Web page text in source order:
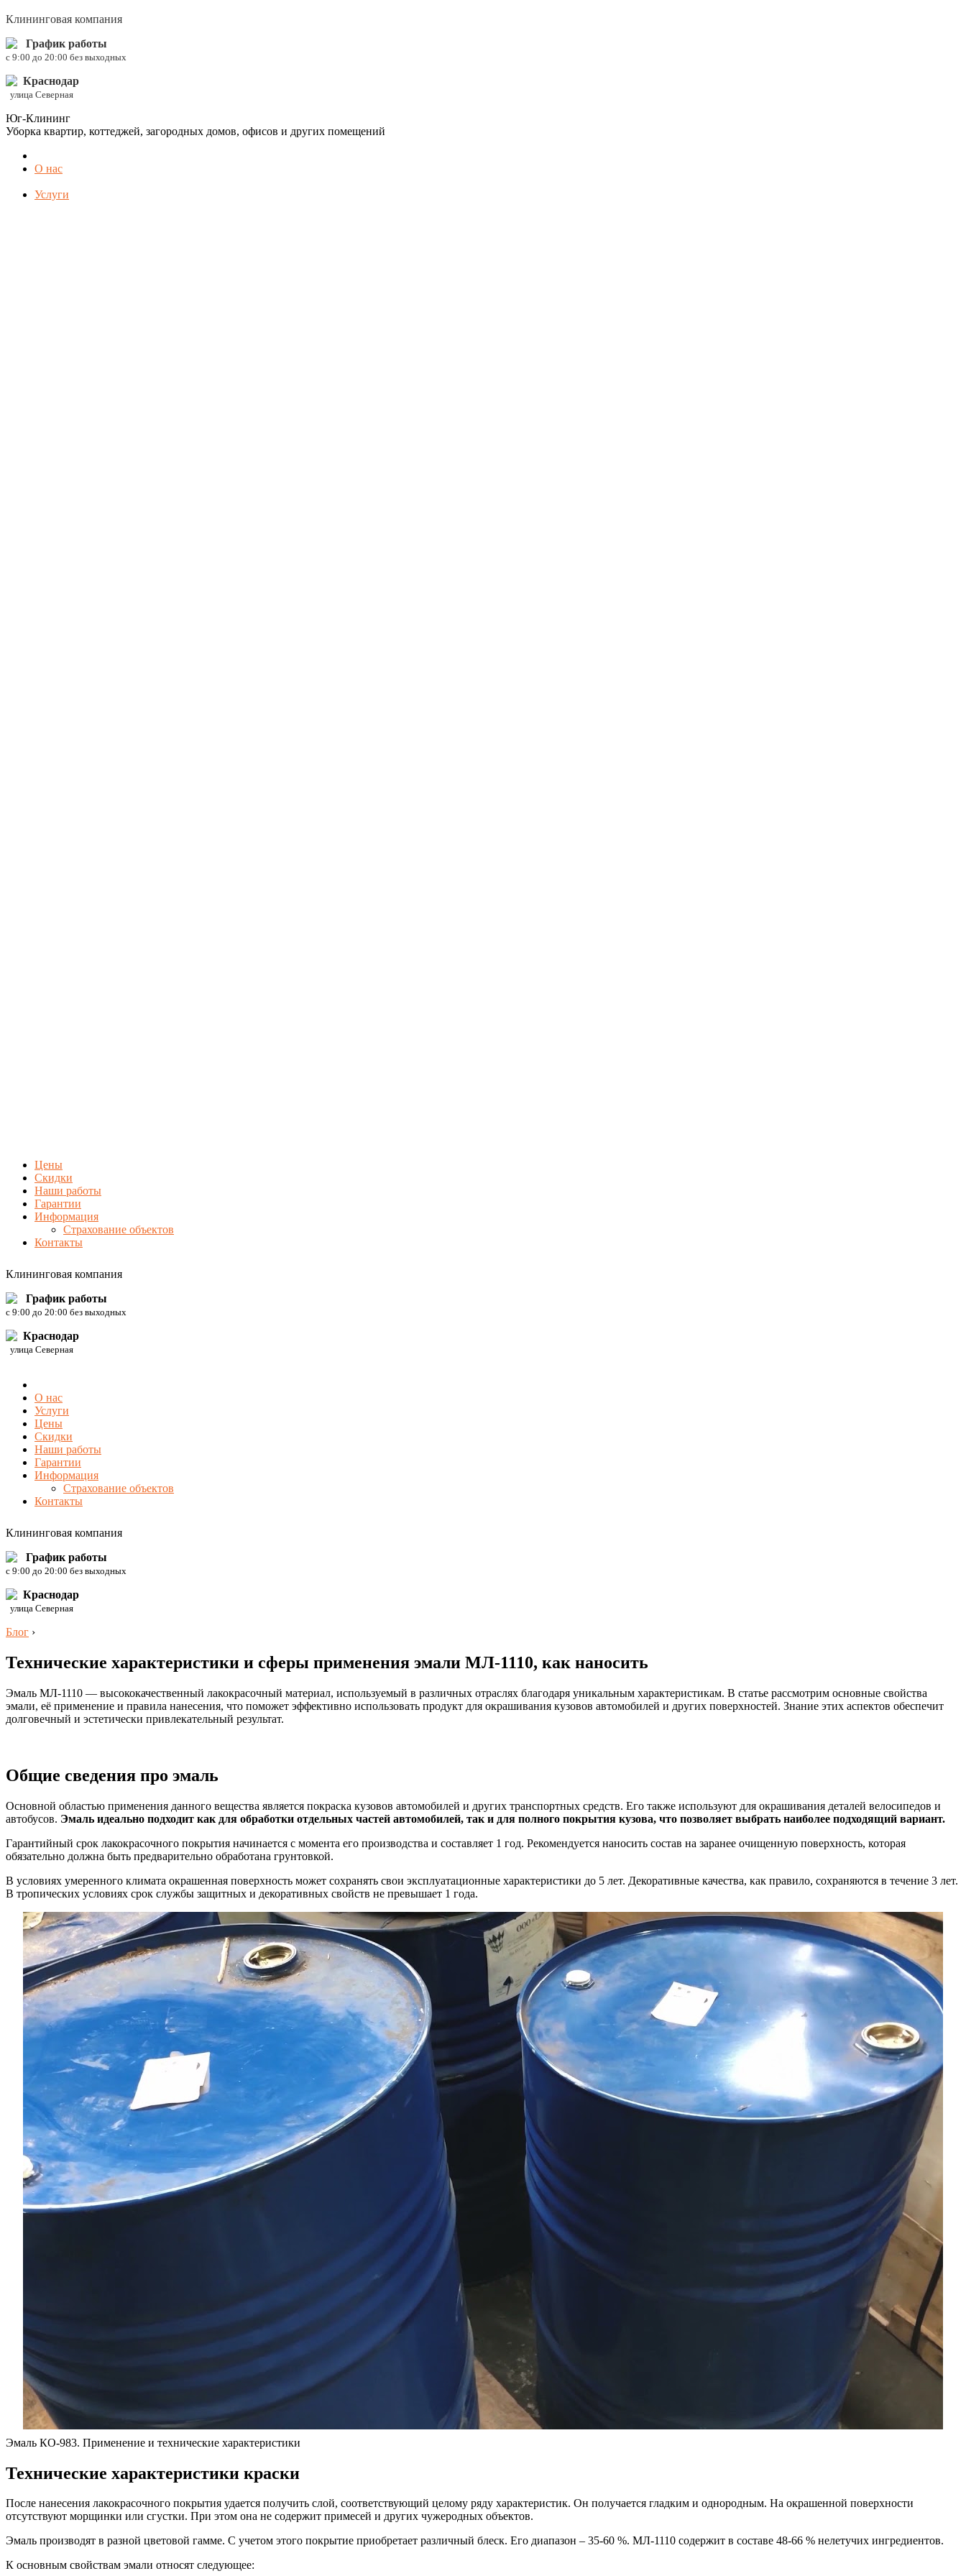
Клининговая компания
График работы
c 9:00 до 20:00 без выходных
Краснодар
улица Северная
Юг-Клининг
Уборка квартир, коттеджей, загородных домов, офисов и других помещений
О нас
Услуги
Цены
Скидки
Наши работы
Гарантии
Информация
Страхование объектов
Контакты
Клининговая компания
График работы
c 9:00 до 20:00 без выходных
Краснодар
улица Северная
О нас
Услуги
Цены
Скидки
Наши работы
Гарантии
Информация
Страхование объектов
Контакты
Клининговая компания
График работы
c 9:00 до 20:00 без выходных
Краснодар
улица Северная
Блог ›
Технические характеристики и сферы применения эмали МЛ-1110, как наносить
Эмаль МЛ-1110 — высококачественный лакокрасочный материал, используемый в различных отраслях благодаря уникальным характеристикам. В статье рассмотрим основные свойства
эмали, её применение и правила нанесения, что поможет эффективно использовать продукт для окрашивания кузовов автомобилей и других поверхностей. Знание этих аспектов обеспечит
долговечный и эстетически привлекательный результат.
Общие сведения про эмаль
Основной областью применения данного вещества является покраска кузовов автомобилей и других транспортных средств. Его также используют для окрашивания деталей велосипедов и
автобусов. Эмаль идеально подходит как для обработки отдельных частей автомобилей, так и для полного покрытия кузова, что позволяет выбрать наиболее подходящий вариант.
Гарантийный срок лакокрасочного покрытия начинается с момента его производства и составляет 1 год. Рекомендуется наносить состав на заранее очищенную поверхность, которая
обязательно должна быть предварительно обработана грунтовкой.
В условиях умеренного климата окрашенная поверхность может сохранять свои эксплуатационные характеристики до 5 лет. Декоративные качества, как правило, сохраняются в течение 3 лет.
В тропических условиях срок службы защитных и декоративных свойств не превышает 1 года.
Эмаль КО-983. Применение и технические характеристики
Технические характеристики краски
После нанесения лакокрасочного покрытия удается получить слой, соответствующий целому ряду характеристик. Он получается гладким и однородным. На окрашенной поверхности
отсутствуют морщинки или сгустки. При этом она не содержит примесей и других чужеродных объектов.
Эмаль производят в разной цветовой гамме. С учетом этого покрытие приобретает различный блеск. Его диапазон – 35-60 %. МЛ-1110 содержит в составе 48-66 % нелетучих ингредиентов.
К основным свойствам эмали относят следующее: